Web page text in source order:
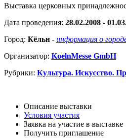
Выставка церковных
Дата проведения: 28.02.2008 -
Город: Кёльн - информация о
Организатор: KoelnMesse GmbH
Рубрики: Культура. Искусство.
Описание выставки
Условия участия
Заявка на участие в выставке
Получить приглашение